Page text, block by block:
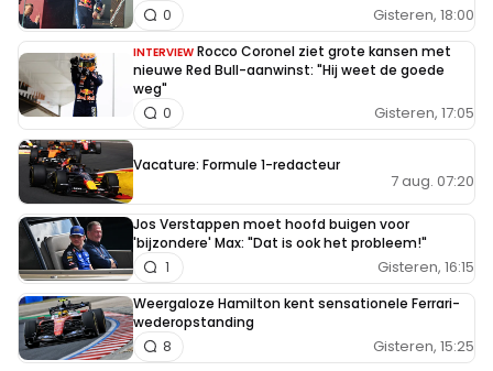
Gisteren, 18:00
0
INTERVIEW Rocco Coronel ziet grote kansen met
nieuwe Red Bull-aanwinst: "Hij weet de goede
weg"
Gisteren, 17:05
0
Vacature: Formule 1-redacteur
7 aug. 07:20
Jos Verstappen moet hoofd buigen voor
'bijzondere' Max: "Dat is ook het probleem!"
Gisteren, 16:15
1
Weergaloze Hamilton kent sensationele Ferrari-
wederopstanding
Gisteren, 15:25
8